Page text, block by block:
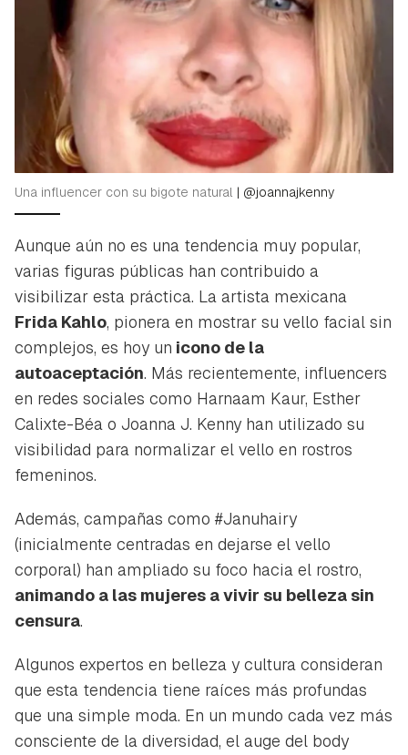
Una influencer con su bigote natural | @joannajkenny
Aunque aún no es una tendencia muy popular,
varias figuras públicas han contribuido a
visibilizar esta práctica. La artista mexicana
Frida Kahlo, pionera en mostrar su vello facial sin
complejos, es hoy un icono de la
autoaceptación. Más recientemente, influencers
en redes sociales como Harnaam Kaur, Esther
Calixte-Béa o Joanna J. Kenny han utilizado su
visibilidad para normalizar el vello en rostros
femeninos.
Además, campañas como #Januhairy
(inicialmente centradas en dejarse el vello
corporal) han ampliado su foco hacia el rostro,
animando a las mujeres a vivir su belleza sin
censura.
Algunos expertos en belleza y cultura consideran
que esta tendencia tiene raíces más profundas
que una simple moda. En un mundo cada vez más
consciente de la diversidad, el auge del body